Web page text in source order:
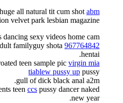
all natural tit cum shot abm
velvet park lesbian magazine.
dancing sexy videos home cam
967764842
hentai.
teen sample pic virgin mia
tiablew pussy up pussy
gull of dick black anal a2m.
teen ccs pussy dancer naked
new year.